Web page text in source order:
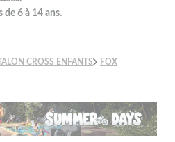
de 6 à 14 ans.
CROSS ENFANTS FOX